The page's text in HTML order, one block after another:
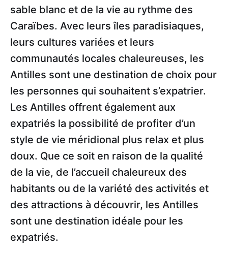
sable blanc et de la vie au rythme des
Caraïbes. Avec leurs îles paradisiaques,
leurs cultures variées et leurs
communautés locales chaleureuses, les
Antilles sont une destination de choix pour
les personnes qui souhaitent s’expatrier.
Les Antilles offrent également aux
expatriés la possibilité de profiter d’un
style de vie méridional plus relax et plus
doux. Que ce soit en raison de la qualité
de la vie, de l’accueil chaleureux des
habitants ou de la variété des activités et
des attractions à découvrir, les Antilles
sont une destination idéale pour les
expatriés.